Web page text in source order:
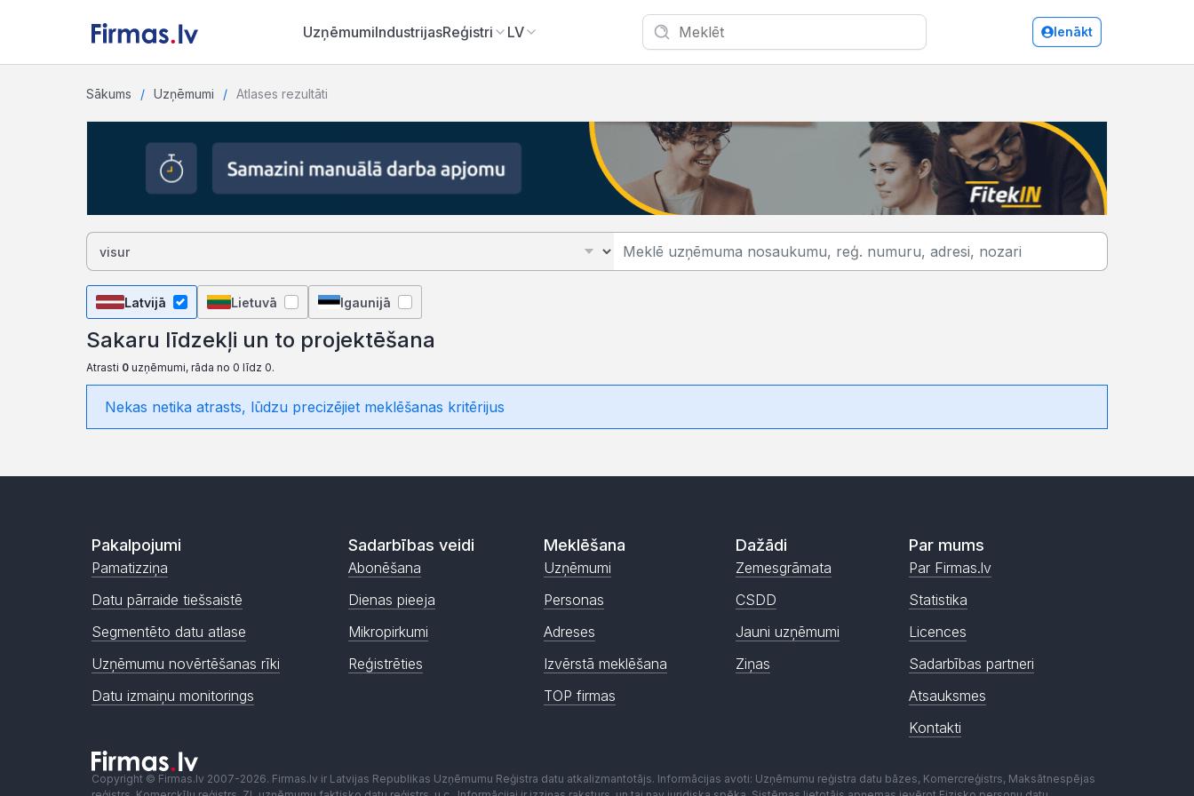
UzņēmumiIndustrijasReģistri LV Ienākt
Sākums Uzņēmumi Atlases rezultāti
Sakaru līdzekļi un to projektēšana
Latvijā Lietuvā Igaunijā
Sakaru līdzekļi un to projektēšana
Atrasti 0 uzņēmumi, rāda no 0 līdz 0.
Nekas netika atrasts, lūdzu precizējiet meklēšanas kritērijus
Pakalpojumi
Pamatizziņa
Datu pārraide tiešsaistē
Segmentēto datu atlase
Uzņēmumu novērtēšanas rīki
Datu izmaiņu monitorings
Sadarbības veidi
Abonēšana
Dienas pieeja
Mikropirkumi
Reģistrēties
Meklēšana
Uzņēmumi
Personas
Adreses
Izvērstā meklēšana
TOP firmas
Dažādi
Zemesgrāmata
CSDD
Jauni uzņēmumi
Ziņas
Par mums
Par Firmas.lv
Statistika
Licences
Sadarbības partneri
Atsauksmes
Kontakti
Copyright © Firmas.lv 2007-2026. Firmas.lv ir Latvijas Republikas Uzņēmumu Reģistra datu atkalizmantotājs. Informācijas avoti: Uzņēmumu reģistra datu bāzes, Komercreģistrs, Maksātnespējas